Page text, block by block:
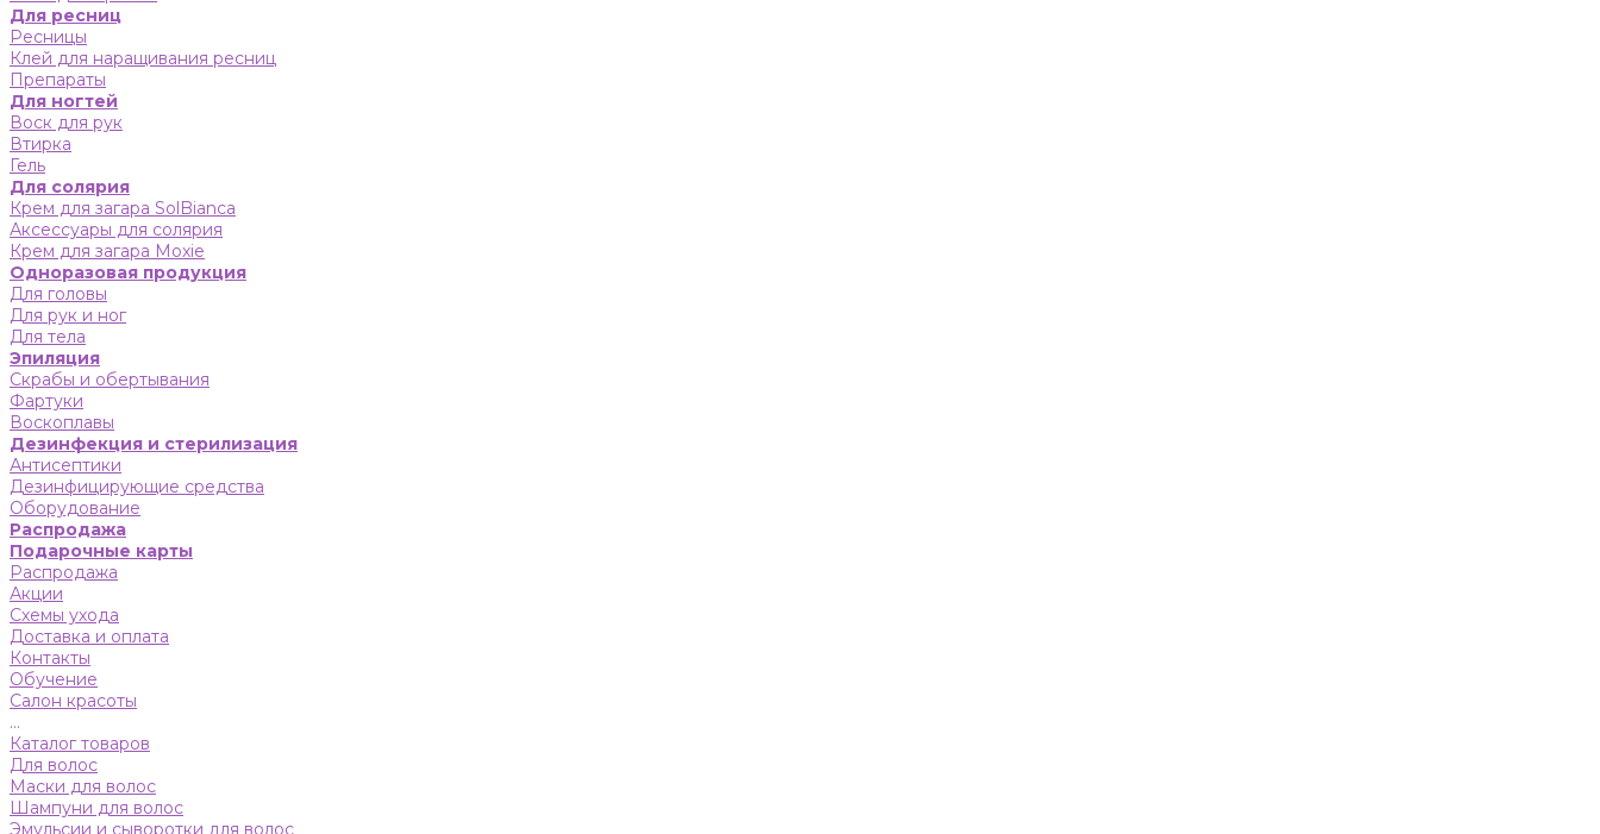
Для ресниц
Ресницы
Клей для наращивания ресниц
Препараты
Для ногтей
Воск для рук
Втирка
Гель
Для солярия
Крем для загара SolBianca
Аксессуары для солярия
Крем для загара Moxie
Одноразовая продукция
Для головы
Для рук и ног
Для тела
Эпиляция
Скрабы и обертывания
Фартуки
Воскоплавы
Дезинфекция и стерилизация
Антисептики
Дезинфицирующие средства
Оборудование
Распродажа
Подарочные карты
Распродажа
Акции
Схемы ухода
Доставка и оплата
Контакты
Обучение
Салон красоты
...
Каталог товаров
Для волос
Маски для волос
Шампуни для волос
Эмульсии и сыворотки для волос